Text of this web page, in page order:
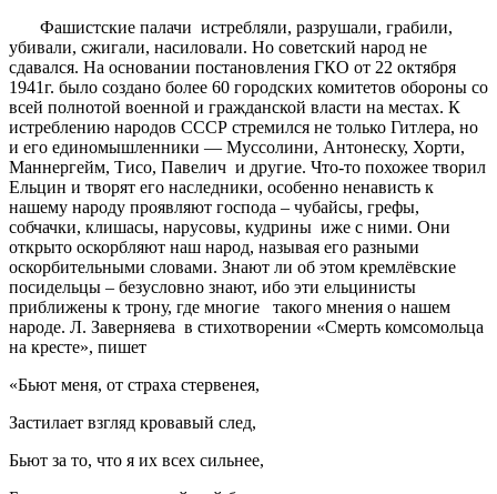
Фашистские палачи истребляли, разрушали, грабили,
убивали, сжигали, насиловали. Но советский народ не
сдавался. На основании постановления ГКО от 22 октября
1941г. было создано более 60 городских комитетов обороны со
всей полнотой военной и гражданской власти на местах. К
истреблению народов СССР стремился не только Гитлера, но
и его единомышленники — Муссолини, Антонеску, Хорти,
Маннергейм, Тисо, Павелич и другие. Что-то похожее творил
Ельцин и творят его наследники, особенно ненависть к
нашему народу проявляют господа – чубайсы, грефы,
собчачки, клишасы, нарусовы, кудрины иже с ними. Они
открыто оскорбляют наш народ, называя его разными
оскорбительными словами. Знают ли об этом кремлёвские
посидельцы – безусловно знают, ибо эти ельцинисты
приближены к трону, где многие такого мнения о нашем
народе. Л. Заверняева в стихотворении «Смерть комсомольца
на кресте», пишет
«Бьют меня, от страха стервенея,
Застилает взгляд кровавый след,
Бьют за то, что я их всех сильнее,